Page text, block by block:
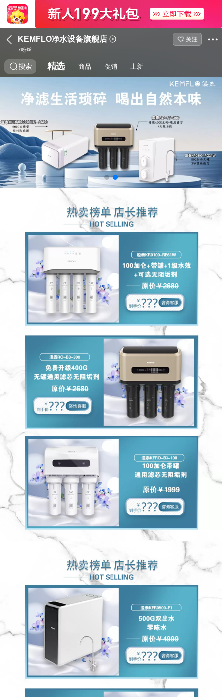
KEMFLO净水设备旗舰店
7粉丝
精选 商品 促销 上新